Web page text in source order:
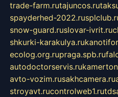
trade-farm.rutajuncos.ru
spayderhed-2022.ru
snow-guard.ruslovar-ivrit.ru
shkurki-karakulya.ru
ecolog.org.rupraga.spb.ru
autodoctorservis.ru
avto-vozim.rusakhcamera.ru
stroyavt.rucontrolweb1.ru